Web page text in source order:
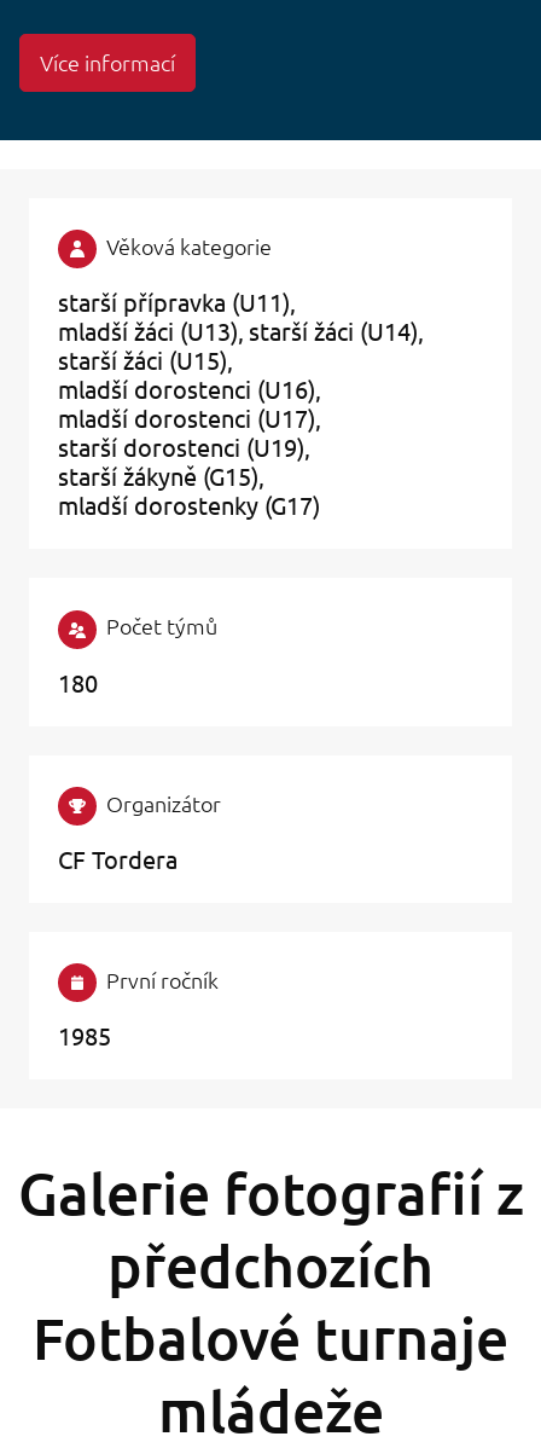
Více informací
Věková kategorie
starší přípravka (U11)
mladší žáci (U13) starší žáci (U14)
starší žáci (U15)
mladší dorostenci (U16)
mladší dorostenci (U17)
starší dorostenci (U19)
starší žákyně (G15)
mladší dorostenky (G17)
Počet týmů
180
Organizátor
CF Tordera
První ročník
1985
Galerie fotografií z
předchozích
Fotbalové turnaje
mládeže